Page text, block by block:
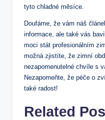
tyto‍ chladné měsíce.
Doufáme, ⁣že vám náš⁢
informace,‍ ale ⁢také vás
moci stát profesionálním
možná ​zjistíte, že zimní⁢
⁤nezapomenutelné chvíle s
Nezapomeňte, že péče o‌
také radost!
Related